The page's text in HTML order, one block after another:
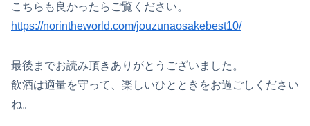
こちらも良かったらご覧ください。
https://norintheworld.com/jouzunaosakebest10/
最後までお読み頂きありがとうございました。
飲酒は適量を守って、楽しいひとときをお過ごしください
ね。